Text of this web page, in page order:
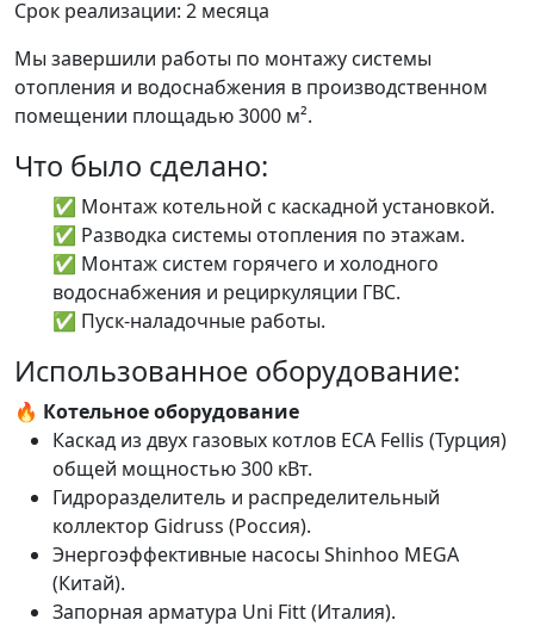
Срок реализации: 2 месяца
Мы завершили работы по монтажу системы
отопления и водоснабжения в производственном
помещении площадью 3000 м².
Что было сделано:
✅ Монтаж котельной с каскадной установкой.
✅ Разводка системы отопления по этажам.
✅ Монтаж систем горячего и холодного
водоснабжения и рециркуляции ГВС.
✅ Пуск-наладочные работы.
Использованное оборудование:
🔥 Котельное оборудование
Каскад из двух газовых котлов ECA Fellis (Турция)
общей мощностью 300 кВт.
Гидроразделитель и распределительный
коллектор Gidruss (Россия).
Энергоэффективные насосы Shinhoo MEGA
(Китай).
Запорная арматура Uni Fitt (Италия).